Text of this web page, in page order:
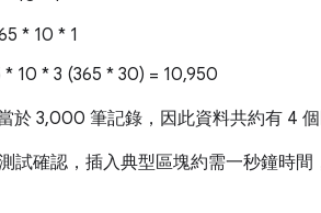
* 10 * 1
* 10 * 3 (365 * 30) = 10,950
於 3,000 筆記錄，因此資料共約有 4 個
試確認，插入典型區塊約需一秒鐘時間